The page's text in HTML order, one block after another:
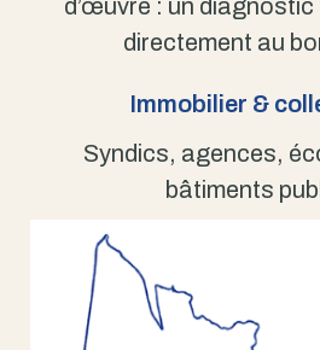
d’œuvre : un
directement au
Immobilier &
Syndics, agences,
bâtiments